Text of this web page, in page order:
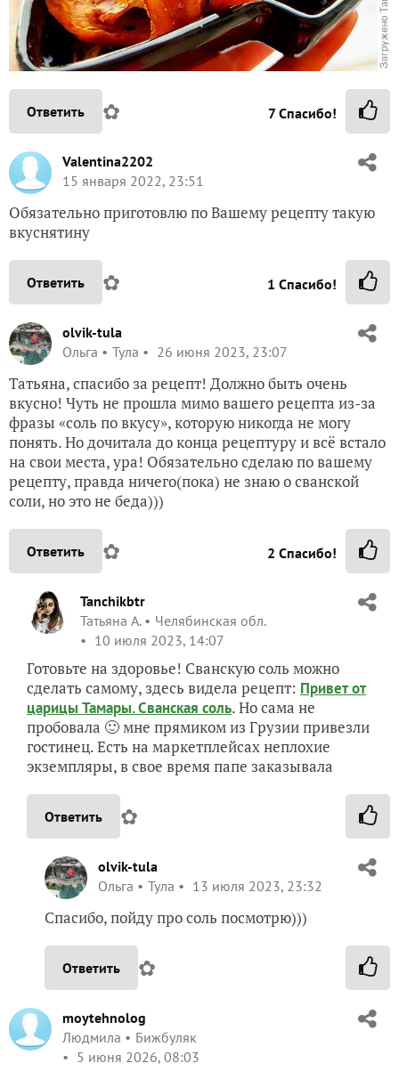
Ответить ✿ 7Спасибо!
Valentina2202
15 января 2022, 23:51
Обязательно приготовлю по Вашему рецепту такую
вкуснятину
Ответить ✿ 1 Спасибо!
olvik-tula
Ольга
Тула 26 июня 2023, 23:07
Татьяна, спасибо за рецепт! Должно быть очень
вкусно! Чуть не прошла мимо вашего рецепта из-за
фразы «соль по вкусу», которую никогда не могу
понять. Но дочитала до конца рецептуру и всё встало
на свои места, ура! Обязательно сделаю по вашему
рецепту, правда ничего(пока) не знаю о сванской
соли, но это не беда)))
Ответить ✿ 2 Спасибо!
Tanchikbtr
Татьяна А.
Челябинская обл.
10 июля 2023, 14:07
Готовьте на здоровье! Сванскую соль можно
сделать самому, здесь видела рецепт: Привет от
царицы Тамары. Сванская соль. Но сама не
пробовала 🙂 мне прямиком из Грузии привезли
гостинец. Есть на маркетплейсах неплохие
экземпляры, в свое время папе заказывала
Ответить ✿
olvik-tula
Ольга
Тула 13 июля 2023, 23:32
Спасибо, пойду про соль посмотрю)))
Ответить ✿
moytehnolog
Людмила
Бижбуляк
5 июня 2026, 08:03